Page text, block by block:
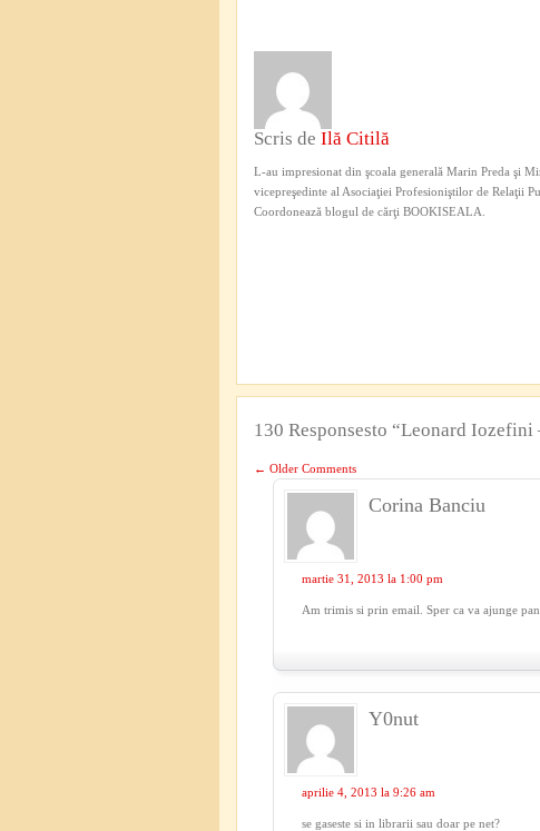
Scris de Ilă Citilă
L-au impresionat din şcoala generală Marin Preda şi
vicepreşedinte al Asociaţiei Profesioniştilor de Relaţii
Coordonează blogul de cărţi BOOKISEALA.
130 Responsesto “Leonard
← Older Comments
Corina Banciu
martie 31, 2013 la 1:00 pm
Am trimis si prin email. Sper ca va ajunge
Y0nut
aprilie 4, 2013 la 9:26 am
se gaseste si in librarii sau doar pe net?